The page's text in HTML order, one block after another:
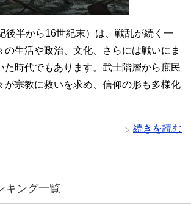
後半から16世紀末）は、戦乱が続く一
の生活や政治、文化、さらには戦いにま
た時代でもあります。武士階層から庶民
が宗教に救いを求め、信仰の形も多様化
続きを読む
キング一覧